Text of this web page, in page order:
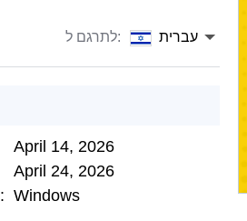
לתרגם ל: עברית
April 14, 2026
April 24, 2026
מערכת הפעלה מושפעת: Windows